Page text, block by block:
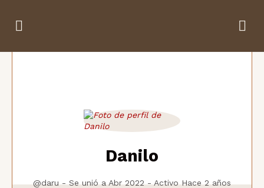
Danilo
@daru -Se unió a Abr 2022-ActivoHace 2 años